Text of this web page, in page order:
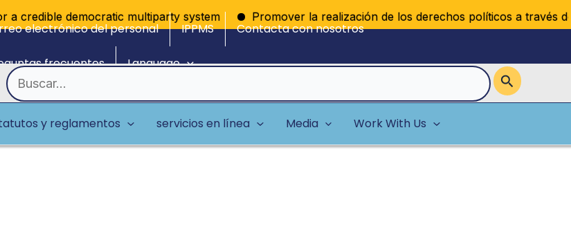
democratic multiparty system Promover la realización de los derechos políticos a través del
electrónico del personal IPPMS Contacta con nosotros
frecuentes Language
Buscar
por:
y reglamentos servicios en línea Media Work With Us